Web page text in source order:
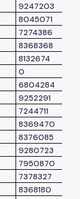
9247203
8045071
7274386
8368368
8132674
0
6804284
9252291
7244711
8369470
8376085
9280723
7950870
7378327
8368180